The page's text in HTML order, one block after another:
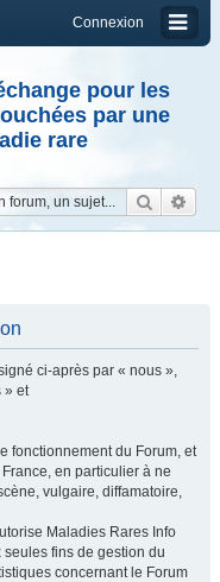
Connexion
pour les
par une
rare
ci-après par « nous »,
» et
fonctionnement du Forum, et
en particulier à ne
vulgaire, diffamatoire,
Maladies Rares Info
fins de gestion du
concernant le Forum